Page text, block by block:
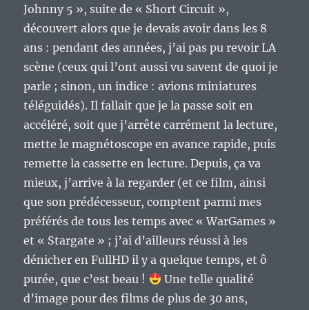
Johnny 5 », suite de « Short Circuit »,
découvert alors que je devais avoir dans les 8
ans : pendant des années, j’ai pas pu revoir LA
scène (ceux qui l’ont aussi vu savent de quoi je
parle ; sinon, un indice : avions miniatures
téléguidés). Il fallait que je la passe soit en
accéléré, soit que j’arrête carrément la lecture,
mette le magnétoscope en avance rapide, puis
remette la cassette en lecture. Depuis, ça va
mieux, j’arrive à la regarder (et ce film, ainsi
que son prédécesseur, comptent parmi mes
préférés de tous les temps avec « WarGames »
et « Stargate » ; j’ai d’ailleurs réussi à les
dénicher en FullHD il y a quelque temps, et ô
purée, que c’est beau !
Une telle qualité
d’image pour des films de plus de 30 ans,